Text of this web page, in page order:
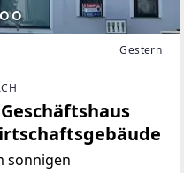
Gestern
Geschäftshaus
sonnigen